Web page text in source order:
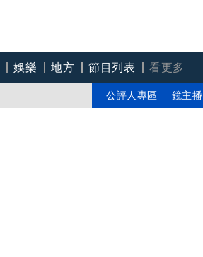
娛樂 地方 節目列表
看更多
公評人專區 鏡主播